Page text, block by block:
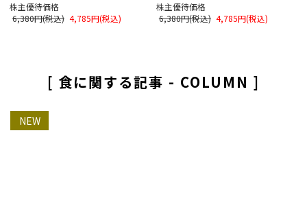
株主優待価格
6,380円(税込) 4,785円(税込)
株主優待価格
6,380円(税込) 4,785円(税込)
[ 食に関する記事 - COLUMN ]
NEW